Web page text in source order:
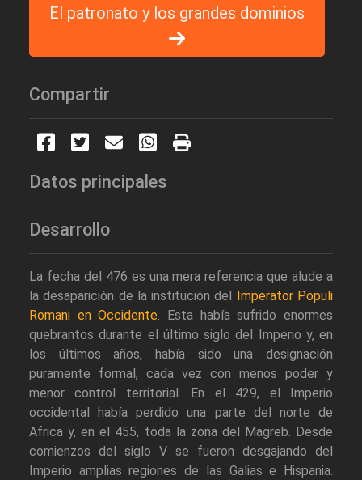
El patronato y los grandes dominios
Compartir
Datos principales
Desarrollo
La fecha del 476 es una mera referencia que alude a
la desaparición de la institución del
Imperator Populi
Romani en Occidente. Esta había sufrido enormes
quebrantos durante el último siglo del Imperio y, en
los últimos años, había sido una designación
puramente formal, cada vez con menos poder y
menor control territorial. En el 429, el Imperio
occidental había perdido una parte del norte de
Africa y, en el 455, toda la zona del Magreb. Desde
comienzos del siglo V se fueron desgajando del
Imperio amplias regiones de las Galias e Hispania.